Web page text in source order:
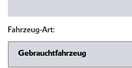
Fahrzeug-Art: